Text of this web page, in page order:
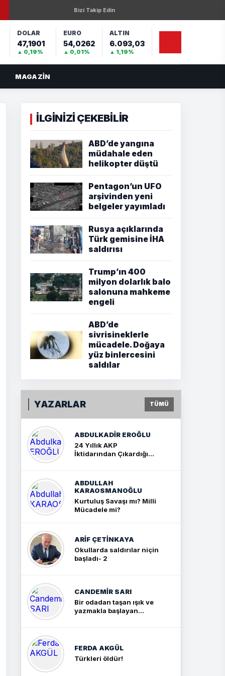
Bizi Takip Edin
DOLAR
47,1901
▲ 0,19%
EURO
54,0262
▲ 0,01%
ALTIN
6.093,03
▲ 1,19%
MAGAZIN
İLGİNİZİ ÇEKEBİLİR
ABD’de yangına
müdahale eden
helikopter düştü
Pentagon’un UFO
arşivinden yeni
belgeler yayımladı
Rusya açıklarında
Türk gemisine İHA
saldırısı
Trump’ın 400
milyon dolarlık balo
salonuna mahkeme
engeli
ABD’de
sivrisineklerle
mücadele. Doğaya
yüz binlercesini
saldılar
YAZARLAR TÜMÜ
ABDULKADIR EROĞLU
24 Yıllık AKP
İktidarından Çıkardığım
ABDULLAH
KARAOSMANOĞLU
Kurtuluş Savaşı mı? Milli
Mücadele mi?
ARIF ÇETİNKAYA
Okullarda saldırılar niçin
başladı- 2
CANDEMIR SARI
Bir odadan taşan ışık ve
yazmakla başlayan
FERDA AKGÜL
Türkleri öldür!